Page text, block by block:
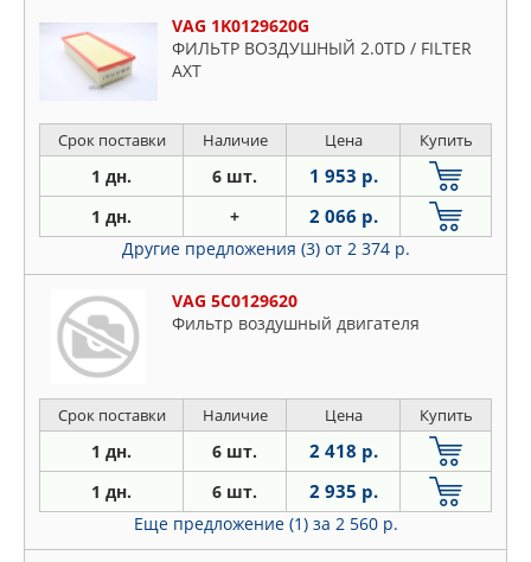
VAG 1K0129620G
ФИЛЬТР ВОЗДУШНЫЙ 2.0TD / FILTER
АХТ
Срок поставки Наличие Цена Купить
1 дн. 6 шт. 1 953 р.
1 дн. + 2 066 р.
Другие предложения (3) от 2 374 р.
VAG 5C0129620
Фильтр воздушный двигателя
Срок поставки Наличие Цена Купить
1 дн. 6 шт. 2 418 р.
1 дн. 6 шт. 2 935 р.
Еще предложение (1) за 2 560 р.